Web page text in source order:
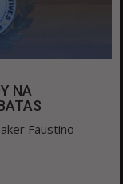
NA
Faustino